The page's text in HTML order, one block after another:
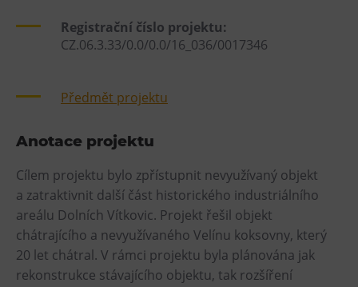
HopJump
Národní zemědělské muzeum
FUTUREUM
Prohlídky
Dolní Vítkovice
Hornické muzeum
Občerstvení
Registrační číslo projektu:
CZ.06.3.33/0.0/0.0/16_036/0017346
Předmět projektu
Anotace projektu
Cílem projektu bylo zpřístupnit nevyužívaný objekt
a zatraktivnit další část historického industriálního
areálu Dolních Vítkovic. Projekt řešil objekt
chátrajícího a nevyužívaného Velínu koksovny, který
20 let chátral. V rámci projektu byla plánována jak
rekonstrukce stávajícího objektu, tak rozšíření